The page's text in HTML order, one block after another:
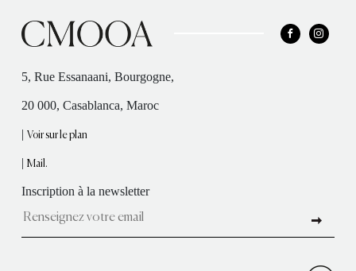
5, Rue Essanaani, Bourgogne,
20 000, Casablanca, Maroc
|Voir sur le plan
|Mail.
Inscription à la newsletter